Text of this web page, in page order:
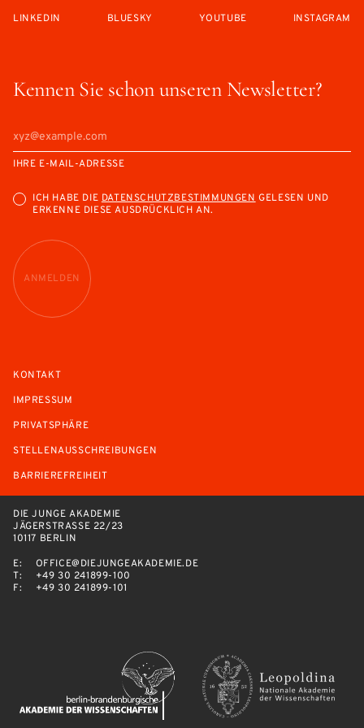
Kennen Sie schon unseren Newsletter?
IHRE E-MAIL-ADRESSE
ICH HABE DIEDATENSCHUTZBESTIMMUNGENGELESEN UND
ERKENNE DIESE AUSDRÜCKLICH AN.
ANMELDEN
LINKEDIN BLUESKY YOUTUBE INSTAGRAM
KONTAKT
IMPRESSUM
PRIVATSPHÄRE
STELLENAUSSCHREIBUNGEN
BARRIEREFREIHEIT
DIE JUNGE AKADEMIE
JÄGERSTRASSE 22/23
10117 BERLIN
E:
OFFICE@DIEJUNGEAKADEMIE.DE
T:
+49 30 241899-100
F:
+49 30 241899-101